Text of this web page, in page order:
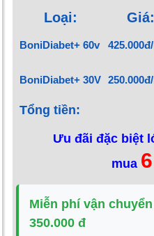
Loại: Giá:
BoniDiabet+ 60v
BoniDiabet+ 30V
Tổng tiền:
Ưu đãi đặc biệt
mua 6
Miễn phí vận
350.000 đ